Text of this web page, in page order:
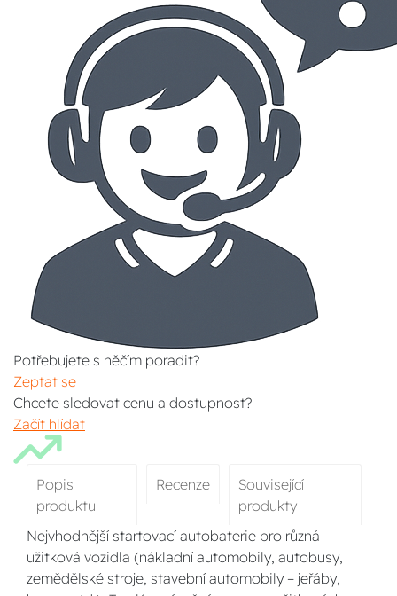
Potřebujete s něčím poradit?
Zeptat se
Chcete sledovat cenu a dostupnost?
Začít hlídat
Popis
produktu
Recenze
Související
produkty
Nejvhodnější startovací autobaterie pro různá
užitková vozidla (nákladní automobily, autobusy,
zemědělské stroje, stavební automobily – jeřáby,